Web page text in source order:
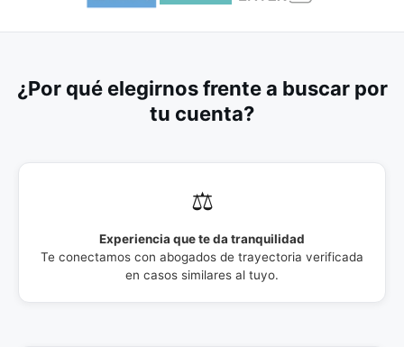
¿Por qué elegirnos frente a buscar por
tu cuenta?
⚖️
Experiencia que te da tranquilidad
Te conectamos con abogados de trayectoria verificada
en casos similares al tuyo.